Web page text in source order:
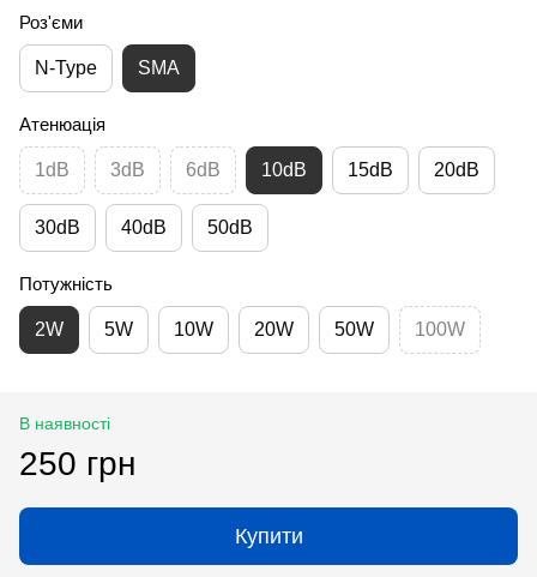
Роз'єми
N-Type SMA
Атенюація
1dB 3dB 6dB 10dB 15dB 20dB
30dB 40dB 50dB
Потужність
2W 5W 10W 20W 50W 100W
В наявності
250 грн
Купити